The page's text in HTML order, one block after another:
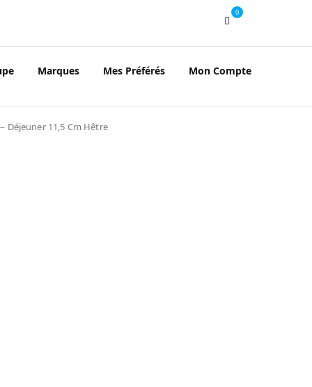
0
Marques Mes Préférés Mon Compte
Déjeuner 11,5 Cm Hêtre